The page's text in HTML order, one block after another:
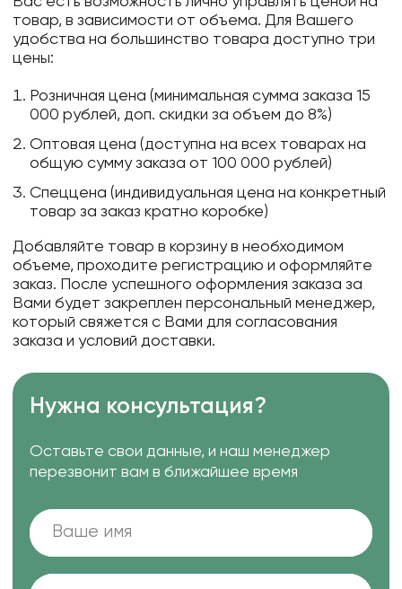
товар, в зависимости от объема. Для Вашего
удобства на большинство товара доступно три
цены:
Розничная цена (минимальная сумма заказа 15
000 рублей, доп. скидки за объем до 8%)
Оптовая цена (доступна на всех товарах на
общую сумму заказа от 100 000 рублей)
Спеццена (индивидуальная цена на конкретный
товар за заказ кратно коробке)
Добавляйте товар в корзину в необходимом
объеме, проходите регистрацию и оформляйте
заказ. После успешного оформления заказа за
Вами будет закреплен персональный менеджер,
который свяжется с Вами для согласования
заказа и условий доставки.
Нужна консультация?
Оставьте свои данные, и наш менеджер
перезвонит вам в ближайшее время